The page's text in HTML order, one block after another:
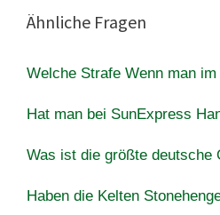
Ähnliche Fragen
Welche Strafe Wenn man
Hat man bei SunExpress
Was ist die größte deutsche
Haben die Kelten